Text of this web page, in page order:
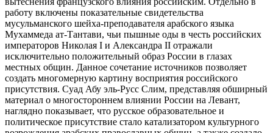
работу включены показательные свидетельства
мусульманского шейха-преподавателя арабского языка
Мухаммеда ат-Тантави, чьи пышные оды в честь российских
императоров Николая I и Александра II отражали
исключительно положительный образ России в глазах
местных общин. Данное сочетание источников позволяет
создать многомерную картину восприятия российского
присутствия. Суад Абу эль-Русс Слим, представляя обширный
материал о многостороннем влиянии России на Левант,
наглядно показывает, что русское образовательное и
политическое присутствие стало катализатором культурного